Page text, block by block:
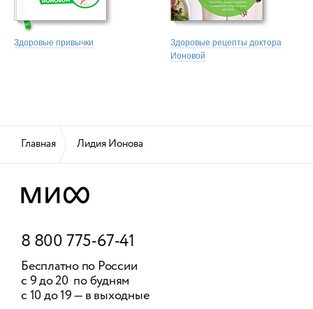
на здравом смысле и здоровых продуктах питания.
Журнал Forbes назвал Лидию одним из самых востребованных
Здоровые привычки
Здоровые рецепты доктора
Ионовой
Главная Лидия Ионова
8 800 775-67-41
Бесплатно по России
с 9 до 20 по будням
с 10 до 19 — в выходные